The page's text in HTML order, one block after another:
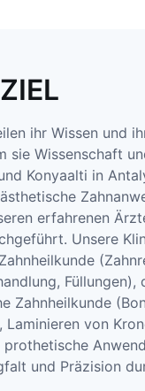
ihr Wissen und
sie Wissenschaft
Konyaalti in
erfahrenen
Unsere
Füllungen),
Zahnheilkunde
Laminieren von
und Präzision